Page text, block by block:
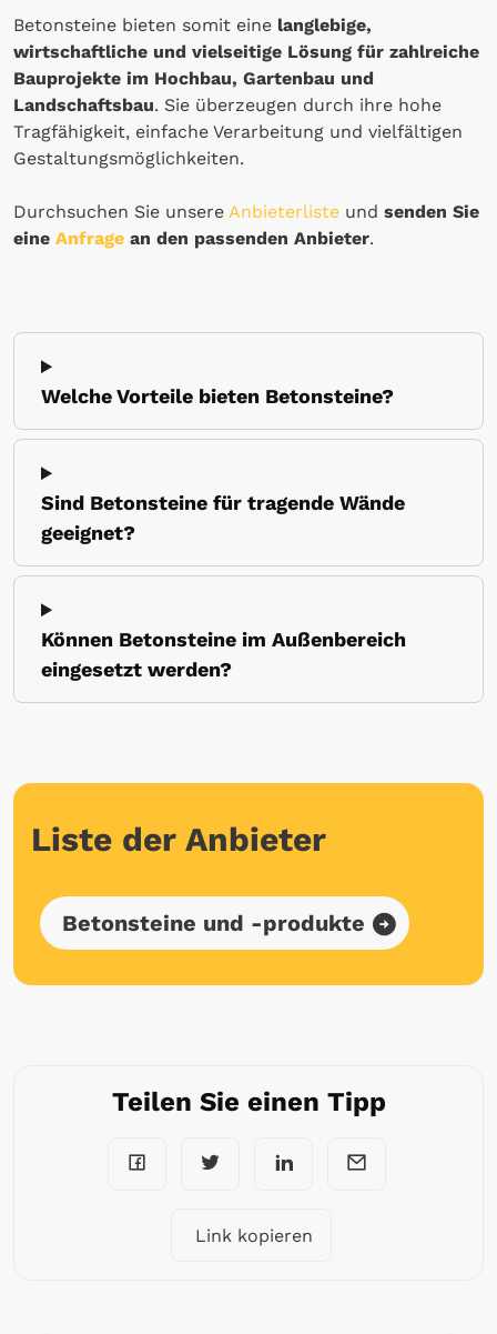
Betonsteine bieten somit eine langlebige,
wirtschaftliche und vielseitige Lösung für zahlreiche
Bauprojekte im Hochbau, Gartenbau und
Landschaftsbau. Sie überzeugen durch ihre hohe
Tragfähigkeit, einfache Verarbeitung und vielfältigen
Gestaltungsmöglichkeiten.
Durchsuchen Sie unsere Anbieterliste und senden Sie
eine Anfrage an den passenden Anbieter.
Welche Vorteile bieten Betonsteine?
Sind Betonsteine für tragende Wände
geeignet?
Können Betonsteine im Außenbereich
eingesetzt werden?
Liste der Anbieter
Betonsteine und -produkte
Teilen Sie einen Tipp
Link kopieren